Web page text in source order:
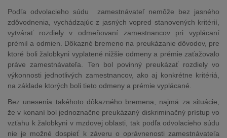
Podľa odvolacieho súdu zamestnávateľ nemôže bez jasného
zdôvodnenia, vychádzajúc z jasných vopred stanovených kritérií,
vytvárať rozdiely v odmeňovaní zamestnancov pri vyplácaní
prémií a odmien. Dôkazné bremeno na preukázanie dôvodov, pre
ktoré boli žalobkyni vyplatené nižšie odmeny a prémie zaťažovalo
práve zamestnávateľa. Ten bol povinný preukázať rozdiely vo
výkonnosti jednotlivých zamestnancov, ako aj konkrétne kritériá,
na základe ktorých boli tieto odmeny a prémie vyplácané.
Bez unesenia takéhoto dôkazného bremena, najmä za situácie,
že v konaní bol jednoznačne preukázaný diskriminačný prístup vo
vzťahu k žalobkyni v mzdovej oblasti, tak podľa odvolacieho súdu
nie je možné dospieť k záveru o oprávnenosti zamestnávateľa